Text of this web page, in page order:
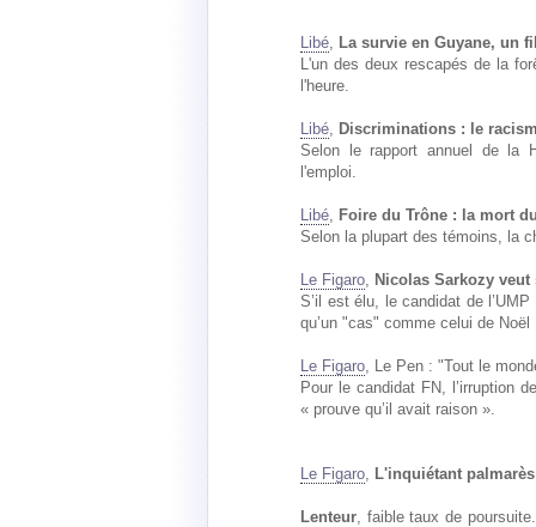
Libé, La survie en Guyane, un
L'un des deux rescapés de la
l'heure.
Libé, Discriminations : le
Selon le rapport annuel de la
l'emploi.
Libé, Foire du Trône : la mort
Selon la plupart des témoins, la
Le Figaro, Nicolas Sarkozy
S’il est élu, le candidat de
qu’un "cas" comme celui de
Le Figaro, Le Pen : "Tout le
Pour le candidat FN, l’irruption
« prouve qu’il avait raison ».
Le Figaro, L'inquiétant
Lenteur, faible taux de